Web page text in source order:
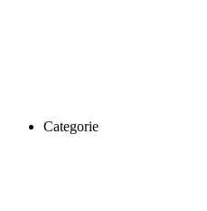
Categorie